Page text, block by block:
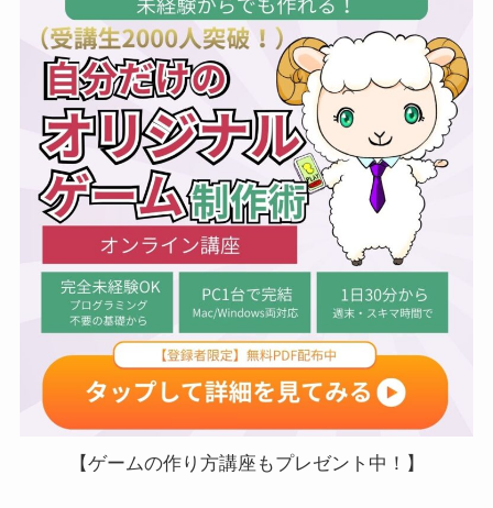
【ゲームの作り方講座もプレゼント中！】